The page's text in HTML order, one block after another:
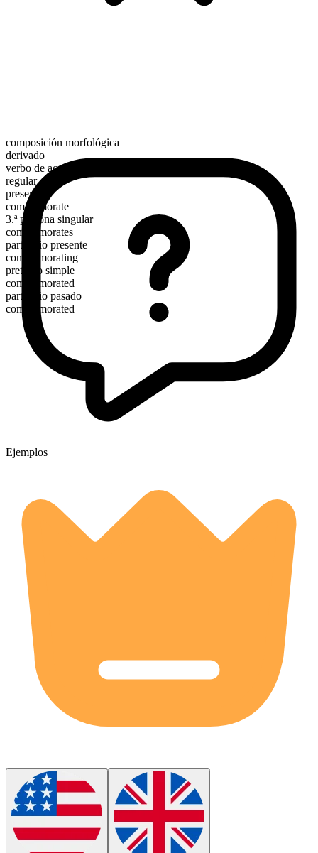
composición morfológica
derivado
verbo de acción
regular
presente
commemorate
3.ª persona singular
commemorates
participio presente
commemorating
pretérito simple
commemorated
participio pasado
commemorated
Ejemplos